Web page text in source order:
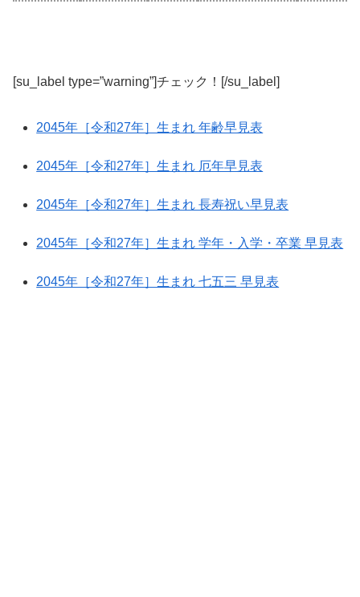
[su_label type=”warning”]チェック！[/su_label]
2045年［令和27年］生まれ 年齢早見表
2045年［令和27年］生まれ 厄年早見表
2045年［令和27年］生まれ 長寿祝い早見表
2045年［令和27年］生まれ 学年・入学・卒業 早見表
2045年［令和27年］生まれ 七五三 早見表